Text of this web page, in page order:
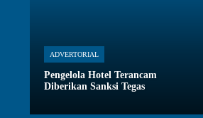
ADVERTORIAL
Pengelola Hotel Terancam
Diberikan Sanksi Tegas